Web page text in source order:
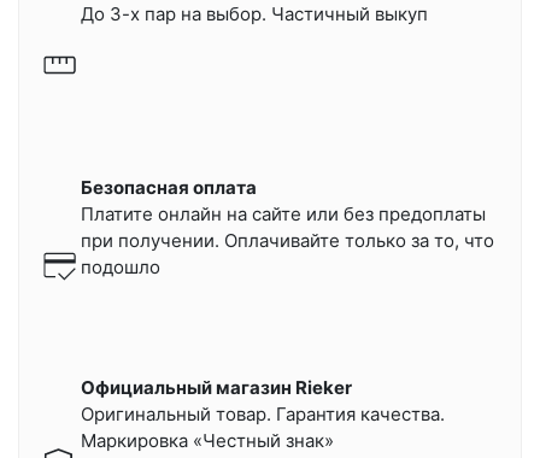
До 3-х пар на выбор. Частичный выкуп
Безопасная оплата
Платите онлайн на сайте или без предоплаты
при получении. Оплачивайте только за то, что
подошло
Официальный магазин Rieker
Оригинальный товар. Гарантия качества.
Маркировка «Честный знак»